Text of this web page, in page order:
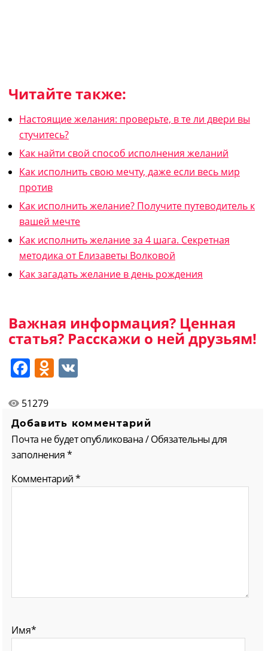
Читайте также:
Настоящие желания: проверьте, в те ли двери вы
стучитесь?
Как найти свой способ исполнения желаний
Как исполнить свою мечту, даже если весь мир
против
Как исполнить желание? Получите путеводитель к
вашей мечте
Как исполнить желание за 4 шага. Секретная
методика от Елизаветы Волковой
Как загадать желание в день рождения
Важная информация? Ценная
статья? Расскажи о ней друзьям!
Facebook
Odnoklassniki
51279
Добавить комментарий
Почта не будет опубликована / Обязательны для
заполнения *
Комментарий*
Имя*